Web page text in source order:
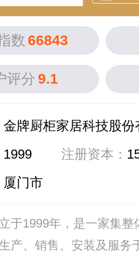
数 66843
评分 9.1
金牌厨柜家居科技股份
1999 注册资本：
厦门市
于1999年，是一家集
产、销售、安装及服务